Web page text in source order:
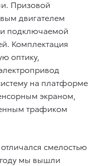
Призовой
двигателем
подключаемой
Комплектация
оптику,
на платформе
экраном,
трафиком
смелостью
мы вышли